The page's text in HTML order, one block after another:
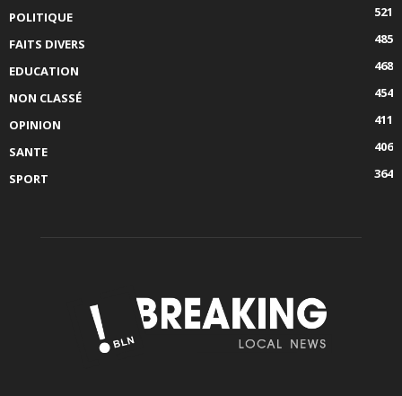
POLITIQUE
521
FAITS DIVERS
485
EDUCATION
468
NON CLASSÉ
454
OPINION
411
SANTE
406
SPORT
364